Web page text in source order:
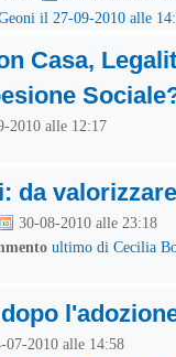
il 27-09-2010 alle
Casa,
2010 alle 12:17
da
30-08-2010 alle 23:18
ultimo di Cecilia
07-2010 alle 14:58